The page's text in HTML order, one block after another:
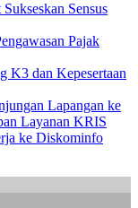
Sensus
Pajak
K3 dan Kepesertaan
Lapangan ke
Layanan KRIS
ke Diskominfo